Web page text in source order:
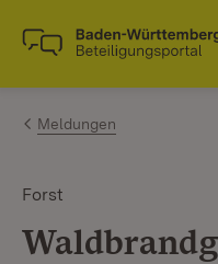
Zum Inhalt
Link zur Startseite
Meldungen
Forst